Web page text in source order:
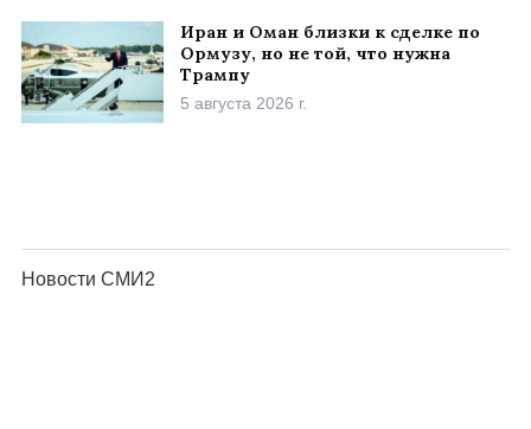
Иран и Оман близки к сделке по
Ормузу, но не той, что нужна
Трампу
5 августа 2026 г.